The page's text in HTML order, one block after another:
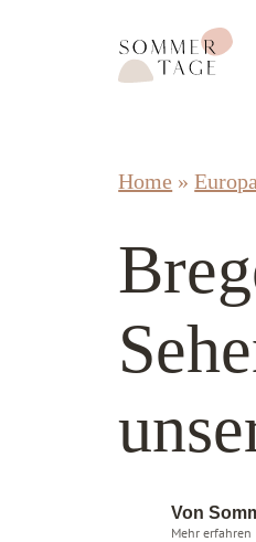
Sommertage -
Home »Europa
Von
Mehr erfahren